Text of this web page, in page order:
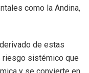
como la Andina,
de estas
riesgo sistémico que